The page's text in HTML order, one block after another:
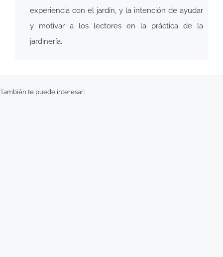
experiencia con el jardín, y la intención de ayudar
y motivar a los lectores en la práctica de la
jardinería.
También te puede interesar: